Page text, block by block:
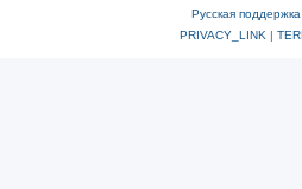
Русская
PRIVACY_LINK |